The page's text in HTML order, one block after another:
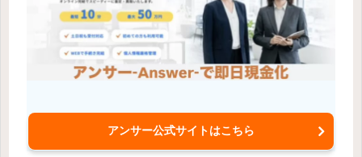
アンサー公式サイトはこちら